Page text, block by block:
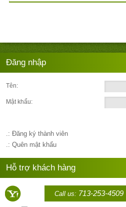
Đăng nhập
Tên:
Mật khẩu:
.: Đăng ký thành viên
.: Quên mật khẩu
Hỗ trợ khách hàng
Call us: 713-253-4509